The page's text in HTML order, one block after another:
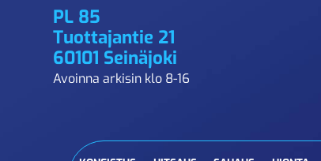
PL 85
Tuottajantie 21
60101 Seinäjoki
Avoinna arkisin klo 8-16